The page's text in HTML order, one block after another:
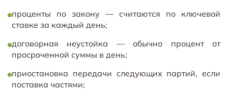
проценты по закону — считаются по ключевой
ставке за каждый день;
договорная неустойка — обычно процент от
просроченной суммы в день;
приостановка передачи следующих партий, если
поставка частями;